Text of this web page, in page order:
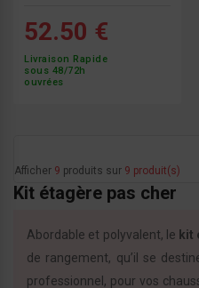
52.50 €
Livraison Rapide
sous 48/72h
ouvrées
Afficher 9 produits sur 9 produit(s)
Kit étagère pas cher
Abordable et polyvalent, le kit
de rangement, qu’il se
professionnel, pour vos